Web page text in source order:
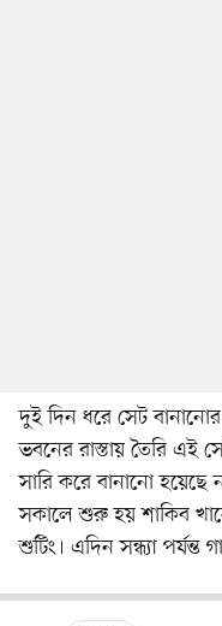
দুই দিন ধরে সেট
ভবনের রাস্তায় তৈরি এই
সারি করে বানানো
সকালে শুরু হয় শাকিব
শুটিং। এদিন সন্ধ্যা পর্যন্ত